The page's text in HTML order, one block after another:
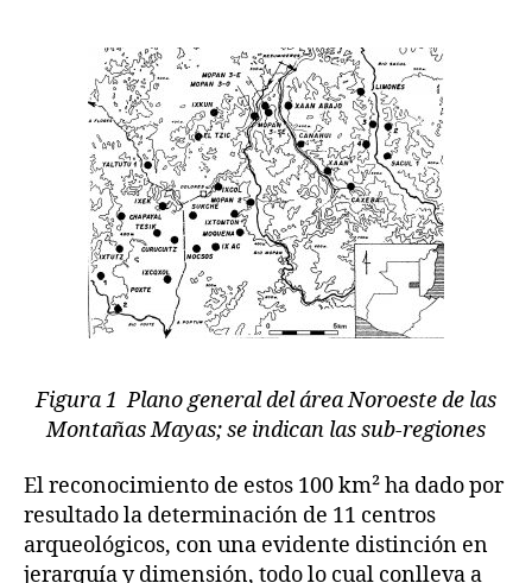
Figura 1 Plano general del área Noroeste de las
Montañas Mayas; se indican las sub-regiones
El reconocimiento de estos 100 km² ha dado por
resultado la determinación de 11 centros
arqueológicos, con una evidente distinción en
jerarquía y dimensión, todo lo cual conlleva a